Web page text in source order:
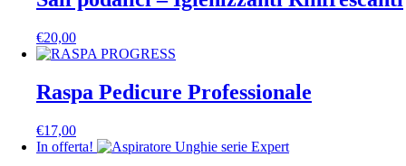
€100,00.€35,00.
€20,00
Raspa Pedicure Professionale
€17,00
In offerta!